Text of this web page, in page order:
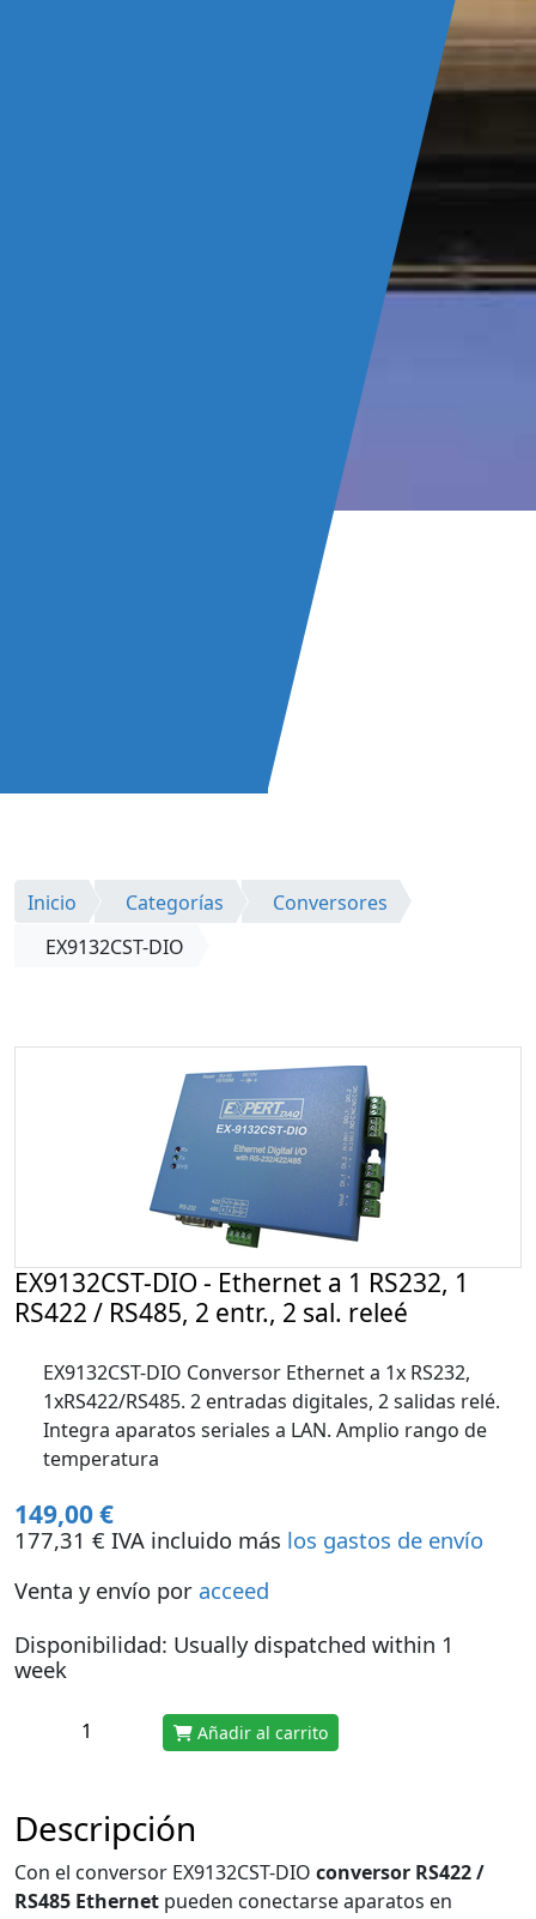
Inicio Categorías
Conversores
EX9132CST-DIO
EX9132CST-DIO - Ethernet a 1 RS232, 1
RS422 / RS485, 2 entr., 2 sal. releé
EX9132CST-DIO Conversor Ethernet a 1x RS232,
1xRS422/RS485. 2 entradas digitales, 2 salidas relé.
Integra aparatos seriales a LAN. Amplio rango de
temperatura
149,00 €
177,31 € IVA incluido más los gastos de envío
Venta y envío por acceed
Disponibilidad: Usually dispatched within 1
week
Añadir al carrito
Descripción
Con el conversor EX9132CST-DIO conversor RS422 /
RS485 Ethernet pueden conectarse aparatos en